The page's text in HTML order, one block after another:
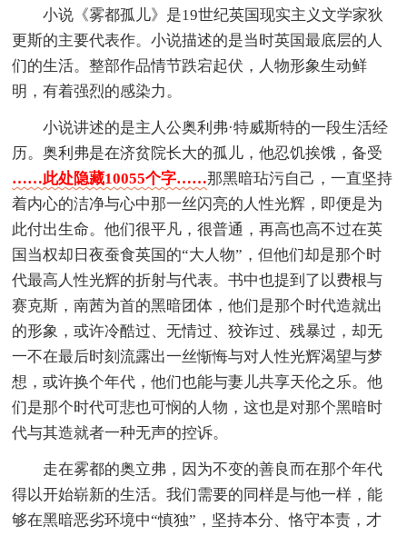
小说《雾都孤儿》是19世纪英国现实主义文学家狄
更斯的主要代表作。小说描述的是当时英国最底层的人
们的生活。整部作品情节跌宕起伏，人物形象生动鲜
明，有着强烈的感染力。
小说讲述的是主人公奥利弗·特威斯特的一段生活经
历。奥利弗是在济贫院长大的孤儿，他忍饥挨饿，备受
……此处隐藏10055个字……那黑暗玷污自己，一直坚持
着内心的洁净与心中那一丝闪亮的人性光辉，即便是为
此付出生命。他们很平凡，很普通，再高也高不过在英
国当权却日夜蚕食英国的“大人物”，但他们却是那个时
代最高人性光辉的折射与代表。书中也提到了以费根与
赛克斯，南茜为首的黑暗团体，他们是那个时代造就出
的形象，或许冷酷过、无情过、狡诈过、残暴过，却无
一不在最后时刻流露出一丝惭悔与对人性光辉渴望与梦
想，或许换个年代，他们也能与妻儿共享天伦之乐。他
们是那个时代可悲也可悯的人物，这也是对那个黑暗时
代与其造就者一种无声的控诉。
走在雾都的奥立弗，因为不变的善良而在那个年代
得以开始崭新的生活。我们需要的同样是与他一样，能
够在黑暗恶劣环境中“慎独”，坚持本分、恪守本责，才